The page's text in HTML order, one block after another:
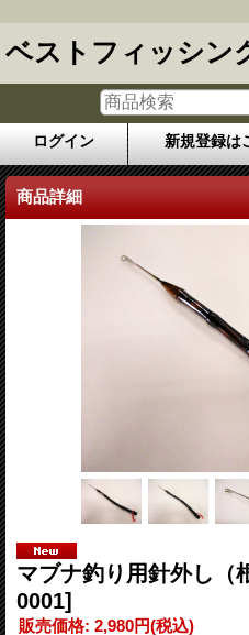
ベストフィッシ
ログイン 新規登録は
商品詳細
マブナ釣り用針外し
0001]
販売価格: 2,980円(税込)